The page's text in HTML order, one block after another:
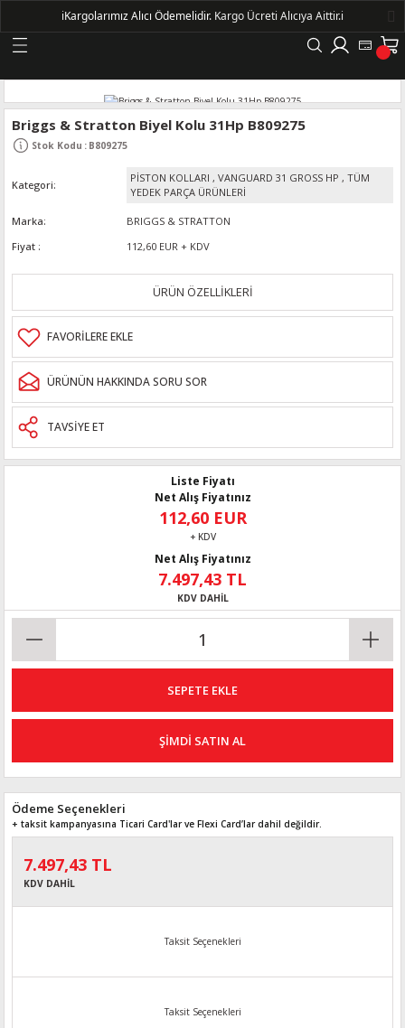
Geri Dön
KASNAKLI ALTERNATÖRLER - 1500
Briggs & Stratton Biyel Kolu 31Hp B809275
Stok Kodu : B809275
Kategori
PİSTON KOLLARI , VANGUARD 31 GROSS HP , TÜM
YEDEK PARÇA ÜRÜNLERİ
Marka
BRIGGS & STRATTON
Fiyat
112,60 EUR + KDV
ÜRÜN ÖZELLİKLERİ
ÜRÜNÜN HAKKINDA SORU SOR
TAVSİYE ET
Liste Fiyatı
Net Alış Fiyatınız
112,60 EUR
+ KDV
Net Alış Fiyatınız
7.497,43 TL
KDV DAHİL
SEPETE EKLE
ŞİMDİ SATIN AL
Ödeme Seçenekleri
+ taksit kampanyasına Ticari Card'lar ve Flexi Card’lar dahil değildir.
7.497,43 TL
KDV DAHİL
Taksit Seçenekleri
Taksit Seçenekleri
ℹ️Kargolarımız Alıcı Ödemelidir. Kargo Ücreti Alıcıya Aittir.ℹ️